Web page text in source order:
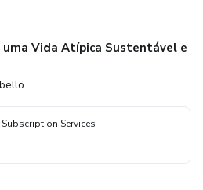
uma Vida Atípica Sustentável e
Services